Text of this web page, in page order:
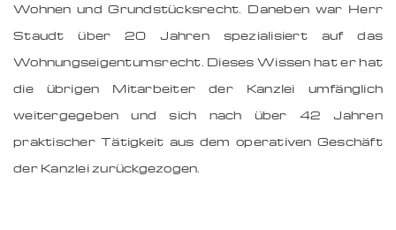
Wohnen und Grundstücksrecht. Daneben war Herr
Staudt über 20 Jahren spezialisiert auf das
Wohnungseigentumsrecht. Dieses Wissen hat er hat
die übrigen Mitarbeiter der Kanzlei umfänglich
weitergegeben und sich nach über 42 Jahren
praktischer Tätigkeit aus dem operativen Geschäft
der Kanzlei zurückgezogen.